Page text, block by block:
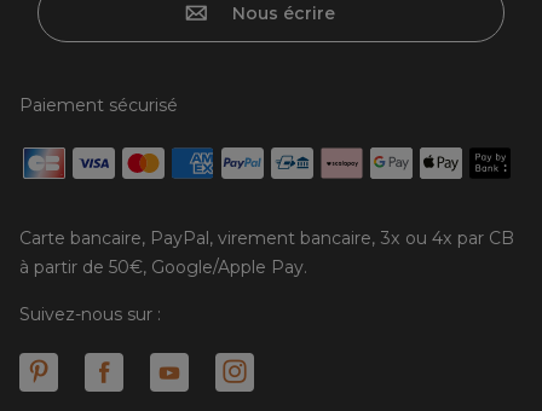
Nous écrire
Paiement sécurisé
Carte bancaire, PayPal, virement bancaire, 3x ou 4x par CB
à partir de 50€, Google/Apple Pay.
Suivez-nous sur :